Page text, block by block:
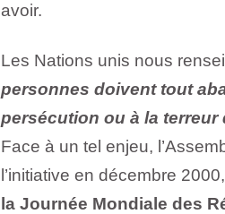
avoir.
Les Nations unis nous
personnes doivent tout
persécution ou à la terreur
Face à un tel enjeu,
l’initiative en décembre
la Journée Mondiale des